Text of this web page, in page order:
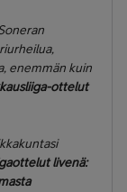
enemmän kuin
ottelut
livenä: